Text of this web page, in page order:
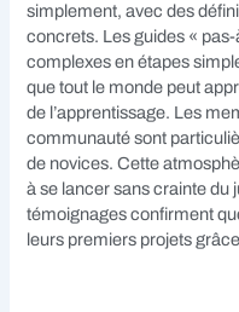
simplement, avec des
concrets. Les guides «
complexes en étapes
que tout le monde peut
de l’apprentissage. Les
communauté sont
de novices. Cette
à se lancer sans crainte du
témoignages confirment
leurs premiers projets